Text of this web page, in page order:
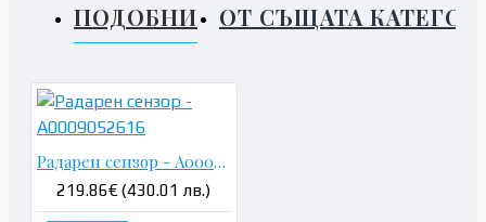
ПОДОБНИ ОТ СЪЩАТА
Радарен сензор - A0009052616
219.86€ (430.01 лв.)